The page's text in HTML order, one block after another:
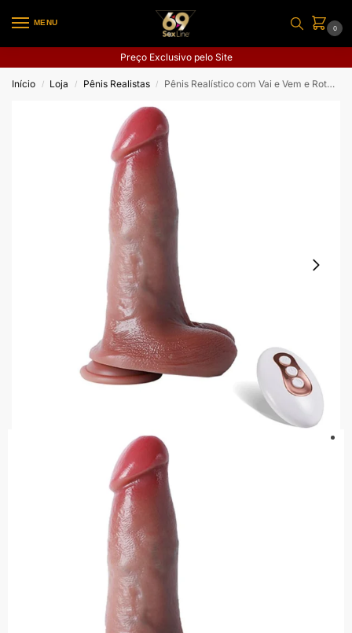
MENU
0
Preço Exclusivo pelo Site
Início / Loja / Pênis Realistas / Pênis Realístico com Vai e Vem e Rotação com Aquecimento